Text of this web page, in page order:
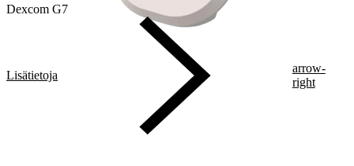
Dexcom G7
Lisätietoja
arrow-
right